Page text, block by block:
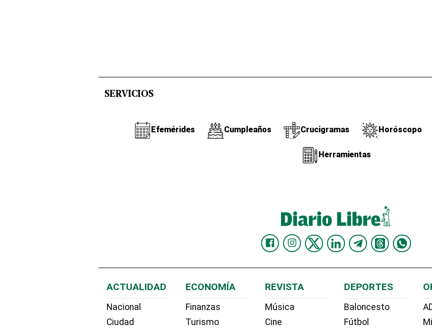
SERVICIOS
Efemérides Cumpleaños Crucigramas Horóscopo
Herramientas
ACTUALIDAD
Nacional
Ciudad
ECONOMÍA
Finanzas
Turismo
REVISTA
Música
Cine
DEPORTES
Baloncesto
Fútbol